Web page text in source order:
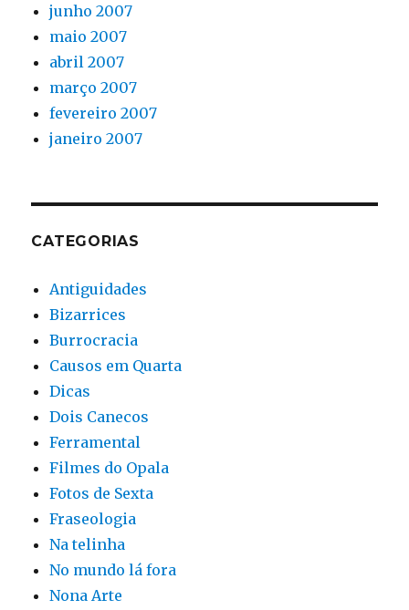
junho 2007
maio 2007
abril 2007
março 2007
fevereiro 2007
janeiro 2007
CATEGORIAS
Antiguidades
Bizarrices
Burrocracia
Causos em Quarta
Dicas
Dois Canecos
Ferramental
Filmes do Opala
Fotos de Sexta
Fraseologia
Na telinha
No mundo lá fora
Nona Arte